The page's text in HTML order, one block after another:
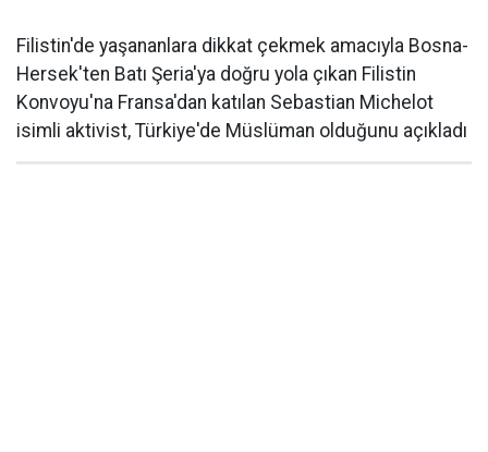
Filistin'de yaşananlara dikkat çekmek amacıyla Bosna-
Hersek'ten Batı Şeria'ya doğru yola çıkan Filistin
Konvoyu'na Fransa'dan katılan Sebastian Michelot
isimli aktivist, Türkiye'de Müslüman olduğunu açıkladı